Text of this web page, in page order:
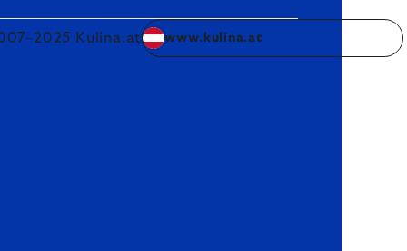
Kulina.at www.kulina.at